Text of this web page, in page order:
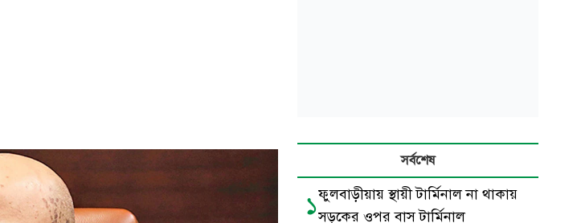
সর্বশেষ
১ফুলবাড়ীয়ায় স্থায়ী টার্মিনাল না থাকায়
সড়কের ওপর বাস টার্মিনাল